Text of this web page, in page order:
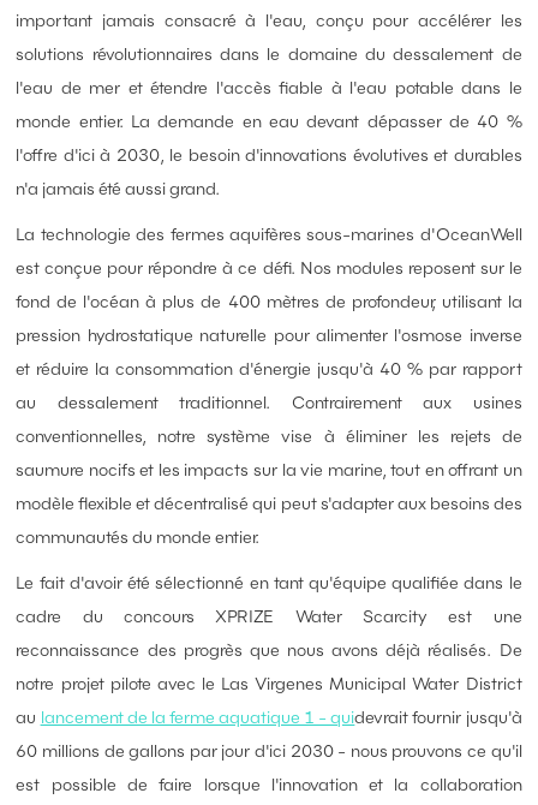
important jamais consacré à l'eau, conçu pour accélérer les
solutions révolutionnaires dans le domaine du dessalement de
l'eau de mer et étendre l'accès fiable à l'eau potable dans le
monde entier. La demande en eau devant dépasser de 40 %
l'offre d'ici à 2030, le besoin d'innovations évolutives et durables
n'a jamais été aussi grand.
La technologie des fermes aquifères sous-marines d'OceanWell
est conçue pour répondre à ce défi. Nos modules reposent sur le
fond de l'océan à plus de 400 mètres de profondeur, utilisant la
pression hydrostatique naturelle pour alimenter l'osmose inverse
et réduire la consommation d'énergie jusqu'à 40 % par rapport
au dessalement traditionnel. Contrairement aux usines
conventionnelles, notre système vise à éliminer les rejets de
saumure nocifs et les impacts sur la vie marine, tout en offrant un
modèle flexible et décentralisé qui peut s'adapter aux besoins des
communautés du monde entier.
Le fait d'avoir été sélectionné en tant qu'équipe qualifiée dans le
cadre du concours XPRIZE Water Scarcity est une
reconnaissance des progrès que nous avons déjà réalisés. De
notre projet pilote avec le Las Virgenes Municipal Water District
au lancement de la ferme aquatique 1 - quidevrait fournir jusqu'à
60 millions de gallons par jour d'ici 2030 - nous prouvons ce qu'il
est possible de faire lorsque l'innovation et la collaboration